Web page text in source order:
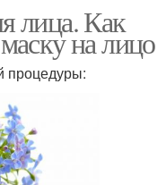
лица. Как
на лицо
процедуры: